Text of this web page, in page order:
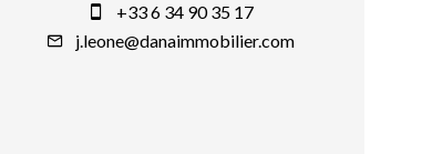
+33 6 34 90 35 17
j.leone@danaimmobilier.com